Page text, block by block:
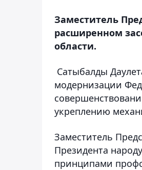
Заместитель
расширенном
области.
Сатыбалды
модернизации
укреплению
Заместитель
Президента
принципами